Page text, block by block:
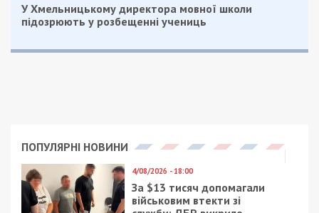
У Хмельницькому директора мовної школи
підозрюють у розбещенні учениць
ПОПУЛЯРНІ НОВИНИ
4/08/2026 - 18:00
За $13 тисяч допомагали
військовим втекти зі